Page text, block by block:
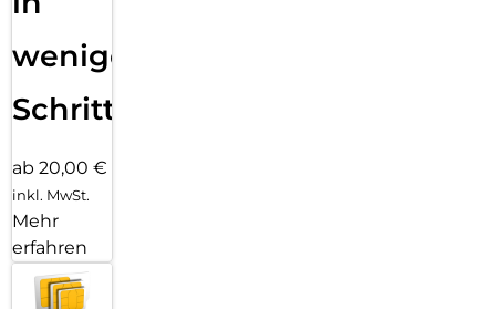
wenigen
Schritten
ab 20,00 €
inkl. MwSt.
Mehr
erfahren